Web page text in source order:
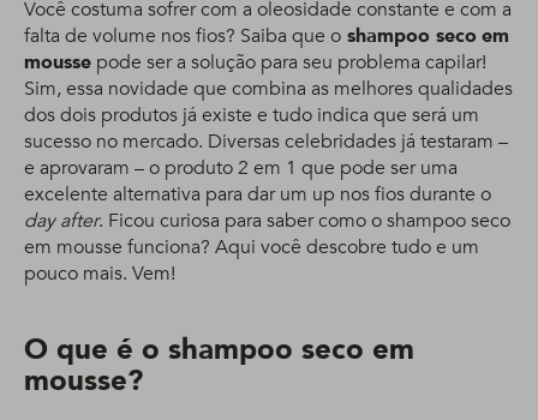
Você costuma sofrer com a oleosidade constante e com a
falta de volume nos fios? Saiba que o shampoo seco em
mousse pode ser a solução para seu problema capilar!
Sim, essa novidade que combina as melhores qualidades
dos dois produtos já existe e tudo indica que será um
sucesso no mercado. Diversas celebridades já testaram –
e aprovaram – o produto 2 em 1 que pode ser uma
excelente alternativa para dar um up nos fios durante o
day after. Ficou curiosa para saber como o shampoo seco
em mousse funciona? Aqui você descobre tudo e um
pouco mais. Vem!
O que é o shampoo seco em
mousse?